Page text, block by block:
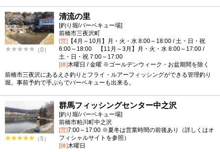
（0）
清流の里
[釣り堀/バーベキュー場]
前橋市三夜沢町
[営] 【4月～10月】月・火・水 8:00～18:00 / 土・日・祝
6:00～18:00 【11月～3月】月・火・水 8:00～17:00 /
土・日・祝 7:00～17:00
[休]木曜日 / 金曜 ※ゴールデンウィーク・お盆期間を除く
前橋市三夜沢にあるえさ釣りとフライ・ルアーフィッシングができる管理釣り
堀。事前予約で手ぶらでバーベキューも出来る。
（5）
群馬フィッシングセンター中之沢
[釣り堀/バーベキュー場]
前橋市粕川町中之沢
[営]7:00～17:00 ※夏冬は営業時間の前後あり（詳しくはオ
フィシャルサイトを参照）
[休]木曜日